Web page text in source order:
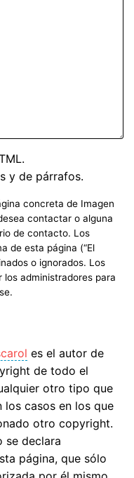
y de párrafos.
concreta de Imagen
contactar o alguna
de contacto. Los
de esta página (“El
o ignorados. Los
administradores para
es el autor de
de todo el
otro tipo que
los casos en los que
otro copyright.
se declara
página, que sólo